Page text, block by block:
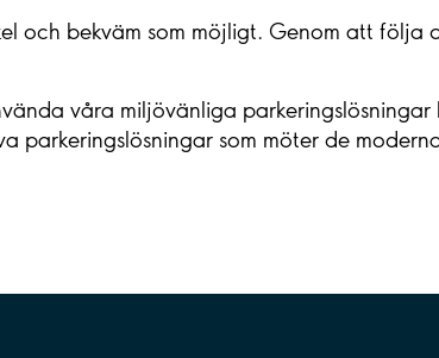
och bekväm som möjligt. Genom att följa
våra miljövänliga
parkeringslösningar som möter de